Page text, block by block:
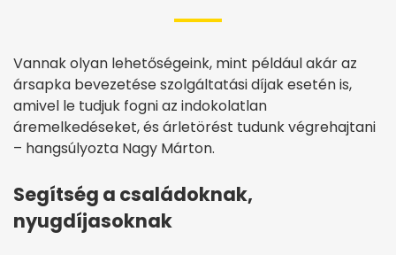
Vannak olyan lehetőségeink, mint például akár az
ársapka bevezetése szolgáltatási díjak esetén is,
amivel le tudjuk fogni az indokolatlan
áremelkedéseket, és árletörést tudunk végrehajtani
– hangsúlyozta Nagy Márton.
Segítség a családoknak,
nyugdíjasoknak